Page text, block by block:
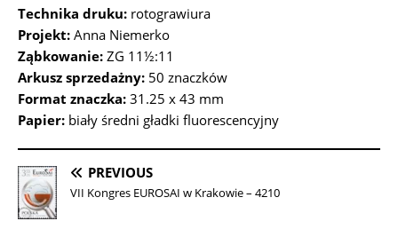
Technika druku: rotograwiura
Projekt: Anna Niemerko
Ząbkowanie: ZG 11½:11
Arkusz sprzedażny: 50 znaczków
Format znaczka: 31.25 x 43 mm
Papier: biały średni gładki fluorescencyjny
PREVIOUS
VII Kongres EUROSAI w Krakowie – 4210